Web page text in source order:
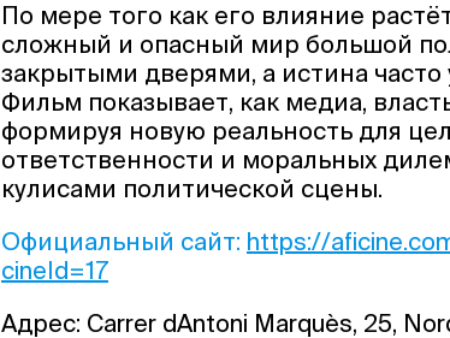
По мере того как его влияние
сложный и опасный мир большой
закрытыми дверями, а истина часто
Фильм показывает, как медиа,
формируя новую реальность для
ответственности и моральных
кулисами политической сцены.
Официальный сайт: https://
cineId=17
Адрес: Carrer dAntoni Marquès, 25,